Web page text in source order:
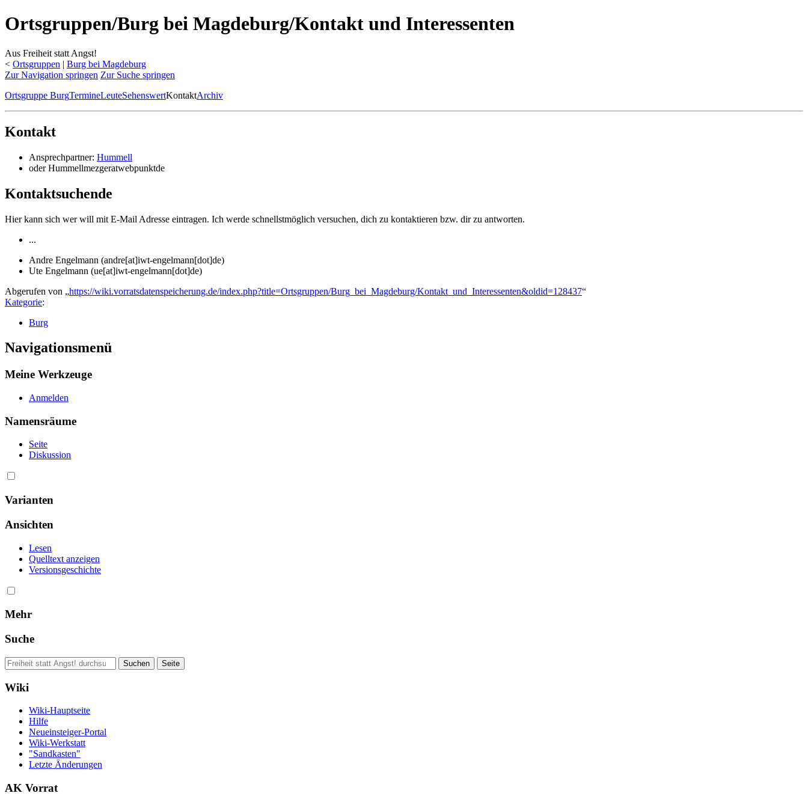
Ortsgruppen/Burg bei Magdeburg/Kontakt und Interessenten
Aus Freiheit statt Angst!
< Ortsgruppen ‎ | Burg bei Magdeburg
Zur Navigation springen Zur Suche springen
Ortsgruppe BurgTermineLeuteSehenswertKontaktArchiv
Kontakt
Ansprechpartner: Hummell
oder Hummellmezgeratwebpunktde
Kontaktsuchende
Hier kann sich wer will mit E-Mail Adresse eintragen. Ich werde schnellstmöglich versuchen, dich zu kontaktieren bzw. dir zu antworten.
...
Andre Engelmann (andre[at]iwt-engelmann[dot]de)
Ute Engelmann (ue[at]iwt-engelmann[dot]de)
Abgerufen von „https://wiki.vorratsdatenspeicherung.de/index.php?title=Ortsgruppen/Burg_bei_Magdeburg/Kontakt_und_Interessenten&oldid=128437“
Kategorie:
Burg
Navigationsmenü
Meine Werkzeuge
Anmelden
Namensräume
Seite
Diskussion
Varianten
Ansichten
Lesen
Quelltext anzeigen
Versionsgeschichte
Mehr
Suche
Wiki
Wiki-Hauptseite
Hilfe
Neueinsteiger-Portal
Wiki-Werkstatt
"Sandkasten"
Letzte Änderungen
AK Vorrat